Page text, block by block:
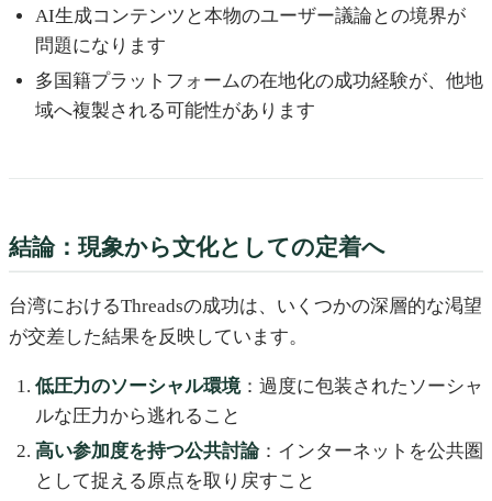
AI生成コンテンツと本物のユーザー議論との境界が
問題になります
多国籍プラットフォームの在地化の成功経験が、他地
域へ複製される可能性があります
結論：現象から文化としての定着へ
台湾におけるThreadsの成功は、いくつかの深層的な渇望
が交差した結果を反映しています。
低圧力のソーシャル環境：過度に包装されたソーシャ
ルな圧力から逃れること
高い参加度を持つ公共討論：インターネットを公共圏
として捉える原点を取り戻すこと